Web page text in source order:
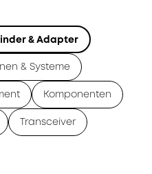
& Adapter
& Systeme
Komponenten
Transceiver